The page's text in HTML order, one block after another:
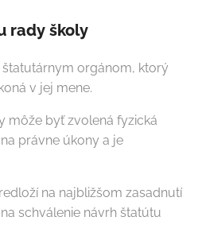
rady školy
štatutárnym orgánom, ktorý
v jej mene.
môže byť zvolená fyzická
právne úkony a je
na najbližšom zasadnutí
schválenie návrh štatútu